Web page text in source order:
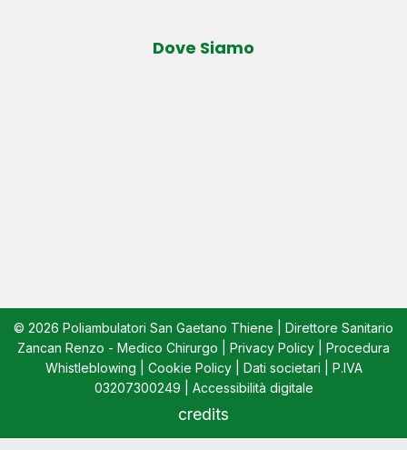
Dove Siamo
© 2026 Poliambulatori San Gaetano Thiene | Direttore Sanitario
Zancan Renzo - Medico Chirurgo | Privacy Policy
Procedura
Whistleblowing
Cookie Policy| Dati societari | P.IVA
03207300249 | Accessibilità digitale
credits